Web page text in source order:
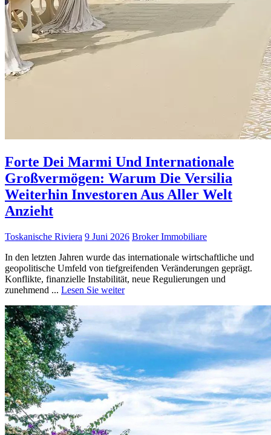
Forte Dei Marmi Und Internationale
Großvermögen: Warum Die Versilia
Weiterhin Investoren Aus Aller Welt
Anzieht
Toskanische Riviera 9 Juni 2026 Broker Immobiliare
In den letzten Jahren wurde das internationale wirtschaftliche und
geopolitische Umfeld von tiefgreifenden Veränderungen geprägt.
Konflikte, finanzielle Instabilität, neue Regulierungen und
zunehmend ... Lesen Sie weiter